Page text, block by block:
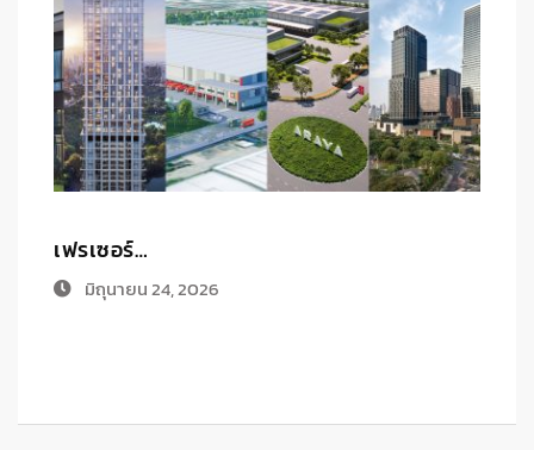
เฟรเซอร์…
มิถุนายน 24, 2026